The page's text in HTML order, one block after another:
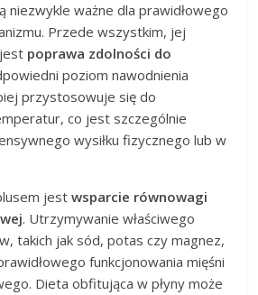
niezwykle ważne dla prawidłowego
Przede wszystkim, jej
poprawa zdolności do
poziom nawodnienia
przystosowuje się do
co jest szczególnie
wysiłku fizycznego lub w
jestwsparcie równowagi
. Utrzymywanie właściwego
takich jak sód, potas czy magnez,
funkcjonowania mięśni
Dieta obfitująca w płyny może